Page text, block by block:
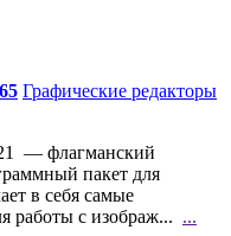
Графические редакторы
— флагманский
пакет для
в себя самые
работы с изображ... ...